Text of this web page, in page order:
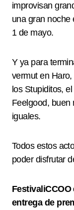
improvisan
una gran noche
1 de mayo.
Y ya para
vermut en
los Stupiditos,
Feelgood, buen
iguales.
Todos estos
poder disfrutar
FestivaliCCOO
entrega de